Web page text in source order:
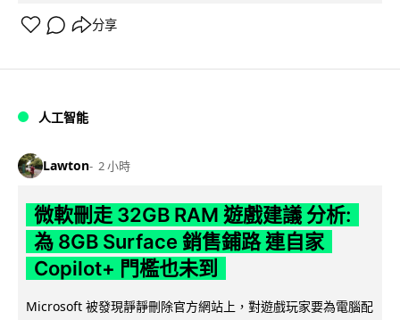
分享
人工智能
Lawton 2 小時
微軟刪走 32GB RAM 遊戲建議 分析:
為 8GB Surface 銷售鋪路 連自家
Copilot+ 門檻也未到
Microsoft 被發現靜靜刪除官方網站上，對遊戲玩家要為電腦配